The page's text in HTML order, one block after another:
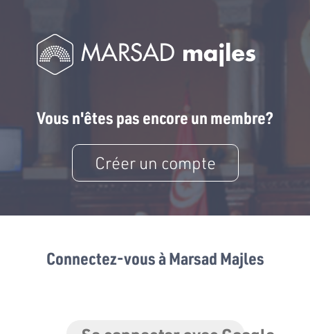
Vous n'êtes pas encore un membre?
Créer un compte
Connectez-vous à Marsad Majles